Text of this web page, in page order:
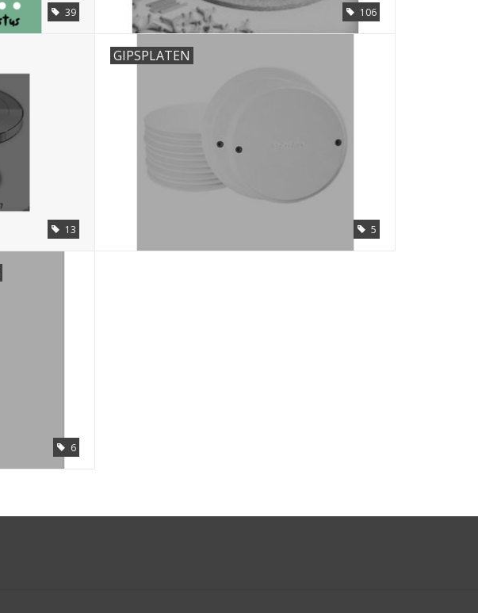
39 106
13
GIPSPLATEN
5
6